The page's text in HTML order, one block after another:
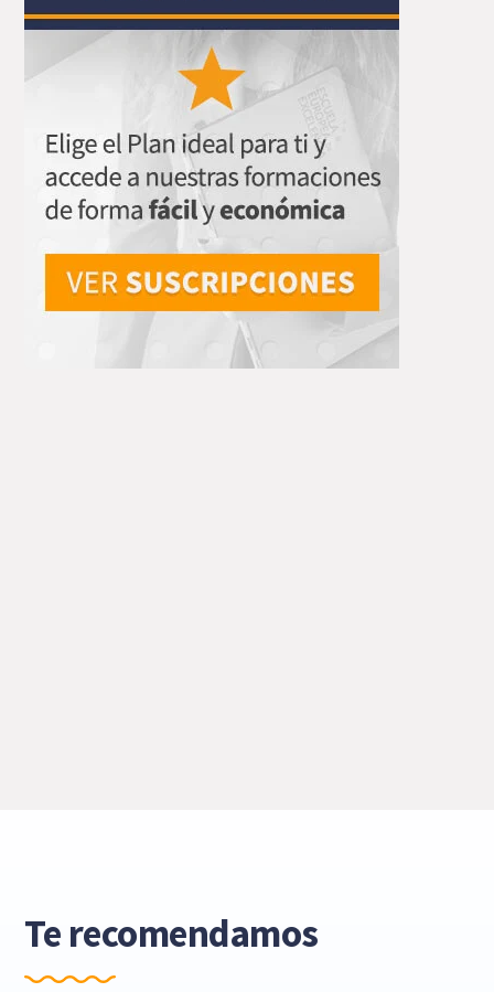
Te recomendamos